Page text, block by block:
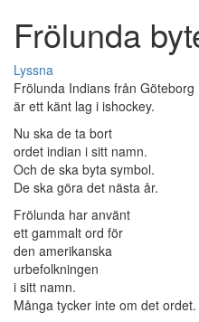
Frölunda
Lyssna
Frölunda Indians från Göteborg
är ett känt lag i ishockey.
Nu ska de ta bort
ordet indian i sitt namn.
Och de ska byta symbol.
De ska göra det nästa år.
Frölunda har använt
ett gammalt ord för
den amerikanska
urbefolkningen
i sitt namn.
Många tycker inte om det ordet.